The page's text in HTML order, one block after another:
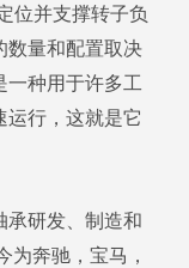
位并支撑转子负
数量和配置取决
种用于许多工
运行，这就是它
承研发、制造和
奔驰，宝马，